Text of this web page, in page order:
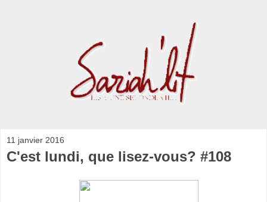
11 janvier 2016
C'est lundi, que lisez-vous? #108